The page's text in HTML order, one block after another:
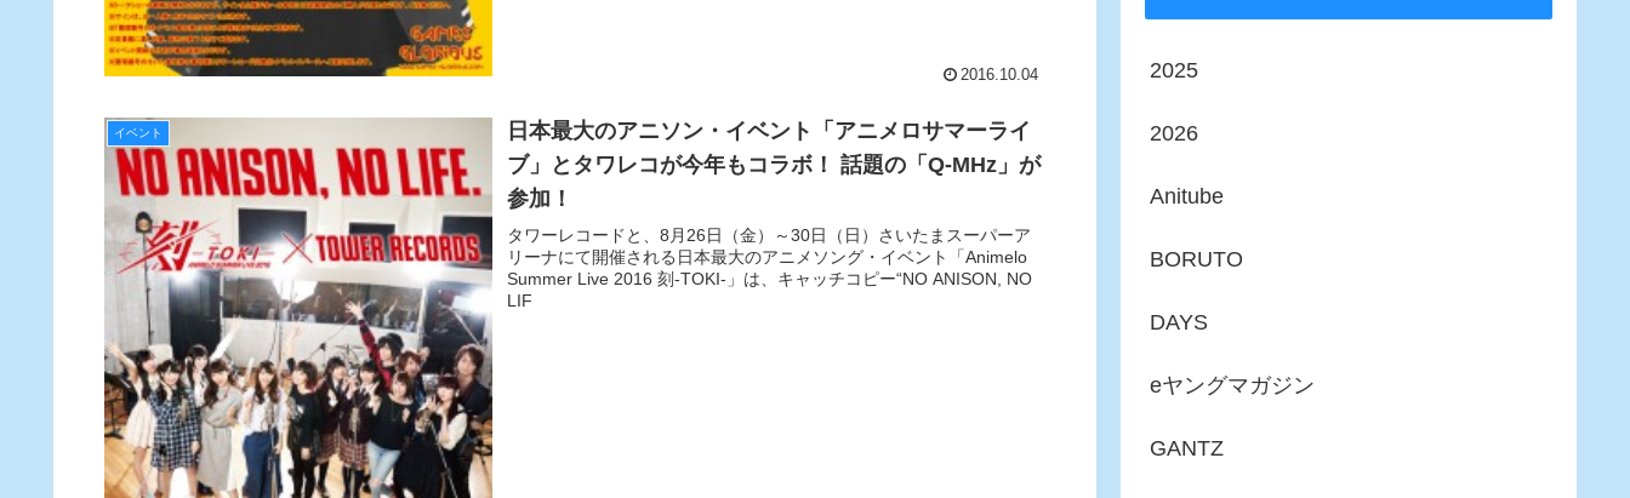
2016.10.04
イベント
日本最大のアニソン・イベント「アニメロサマーライ
ブ」とタワレコが今年もコラボ！ 話題の「Q-MHz」が
参加！
タワーレコードと、8月26日（金）～30日（日）さいたまスーパーア
リーナにて開催される日本最大のアニメソング・イベント「Animelo
Summer Live 2016 刻-TOKI-」は、キャッチコピー“NO ANISON, NO
LIF
2025
2026
Anitube
BORUTO
DAYS
eヤングマガジン
GANTZ